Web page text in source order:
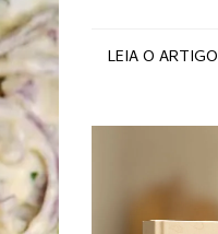
LEIA O ARTIGO